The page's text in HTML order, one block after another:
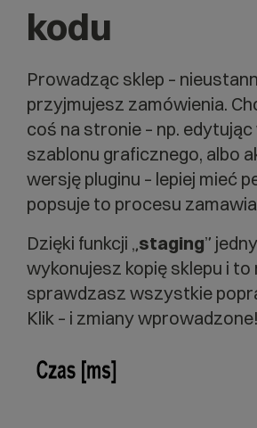
kodu
Prowadząc sklep –
przyjmujesz zamówienia.
coś na stronie – np.
szablonu graficznego, albo
wersję pluginu – lepiej mieć
popsuje to procesu
Dzięki funkcji „staging”
wykonujesz kopię sklepu i to
sprawdzasz wszystkie
Klik – i zmiany wprowadzone!